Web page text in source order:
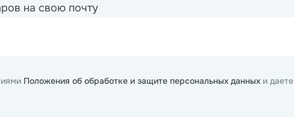
на свою почту
Положения об обработке и защите персональных данных и даете